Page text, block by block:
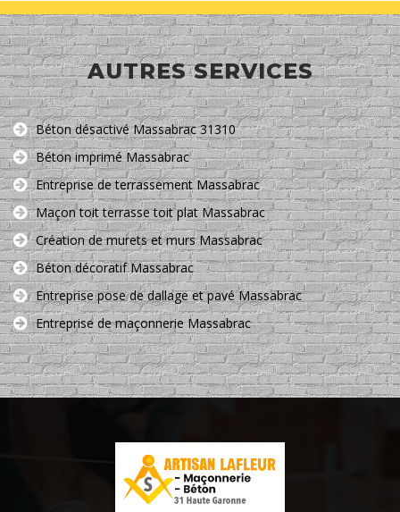
AUTRES SERVICES
Béton désactivé Massabrac 31310
Béton imprimé Massabrac
Entreprise de terrassement Massabrac
Maçon toit terrasse toit plat Massabrac
Création de murets et murs Massabrac
Béton décoratif Massabrac
Entreprise pose de dallage et pavé Massabrac
Entreprise de maçonnerie Massabrac